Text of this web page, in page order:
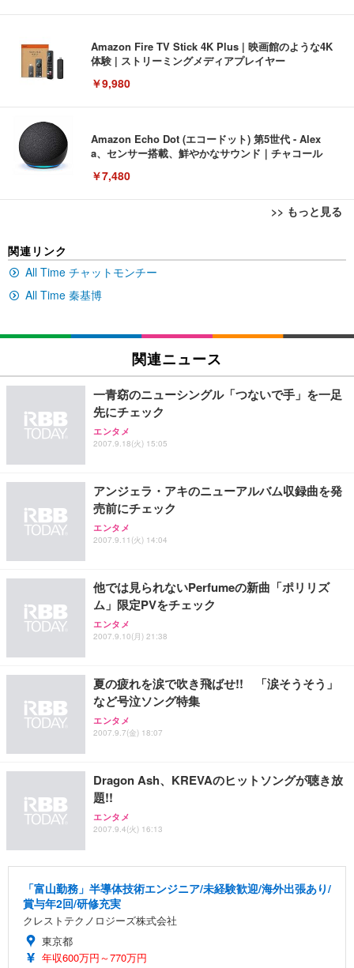
Amazon Fire TV Stick 4K Plus | 映画館のような4K
体験 | ストリーミングメディアプレイヤー
￥9,980
Amazon Echo Dot (エコードット) 第5世代 - Alex
a、センサー搭載、鮮やかなサウンド｜チャコール
￥7,480
>> もっと見る
い 跳ね上げ式アームレスト コンパクト 約105度ロッ
キング pc 事務椅子 360度回転 座面昇降 強化ナイロ
(黒網+黒枠+黒足)
￥5,699
SIHOO B100 オフィスチェア／デスクチェア メッシ
ュチェア 人間工学 疲れない ブラック
￥27,999
Sezlife オフィスチェア デスクチェア 疲れない テレ
ワーク チェア 強化バックレスト 30度ロッキング機
ョン PCチェア 通気性メッシュ ゲーミング/勉強/事
務用 おしゃれ パソコンチェア (ブラック)
ワーク チェア 強化バックレスト 30度ロッキング機
能 人間工学 椅子 腰サポート 90度跳ね上げ式アーム
務用 おしゃれ パソコンチェア (ホワイト)
ANDWINT オフィスチェア デスクチェア 肘なし メ
ッシュ 通気性 ランバーサポート付き 腰サポート ガ
ス圧無段階昇降 360度回転 キャスター付き コンパク
EV3240X-WT | 31.5型4K UHD・USB Type-C・ホワ
イト
￥105,595
EIZO ビジネス向けプレミアムモニター | FlexScan
EV2740X-WT | 27.0型4K UHD・USB Type-C・ホワ
￥109,572
【純正品】27"ゲーミングモニター DualSense 充電
フック付き（CFI-ZDM1J）
ー フルHD（1920×1080）VA 非光沢 HDMI/DisplayP
ort/VGA スピーカー内蔵 高さ調整 スイベル VESA対
【MiniLED/24.5inch/280Hz/FHD】GRAPHT THE S
HOOTER Gaming Monitor 24” Essential ゲーミン
グモニター QD 24.5インチ 1ms FHD 量子ドット 残
回使い捨て 無香料 ホワイト 300枚
￥3,373
Amazonベーシック ペットシーツ 厚型 ワイド 42枚
x2袋(84枚) ホワイト(吸収面:ライトブルー)
￥3,234
ネオ・ルーライフ ネオ・オムツ L 中型犬用 26枚入
り 単品
限定】 Smart Basic アイリスオーヤマ ペットシーツ
超厚型 お徳用 ワイド 100枚入 (x 1) (ケース販売)
アイリスオーヤマ ペットシーツ 超厚型 お徳用 レギ
ュラー 200枚入【Amazon.co.jp限定】
関連リンク
All Time チャットモンチー
All Time 秦基博
関連ニュース
一青窈のニューシングル「つないで手」を一足
先にチェック
エンタメ
2007.9.18(火) 15:05
アンジェラ・アキのニューアルバム収録曲を発
売前にチェック
エンタメ
2007.9.11(火) 14:04
他では見られないPerfumeの新曲「ポリリズ
ム」限定PVをチェック
エンタメ
2007.9.10(月) 21:38
夏の疲れを涙で吹き飛ばせ!! 「涙そうそう」
など号泣ソング特集
エンタメ
2007.9.7(金) 18:07
Dragon Ash、KREVAのヒットソングが聴き放
題!!
エンタメ
2007.9.4(火) 16:13
「富山勤務」半導体技術エンジニア/未経験歓迎/海外出張あり/
賞与年2回/研修充実
クレストテクノロジーズ株式会社
東京都
年収600万円～770万円